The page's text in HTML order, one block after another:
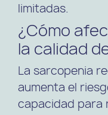
limitadas.
¿Cómo
la calidad
La sarcopenia
aumenta el
capacidad para